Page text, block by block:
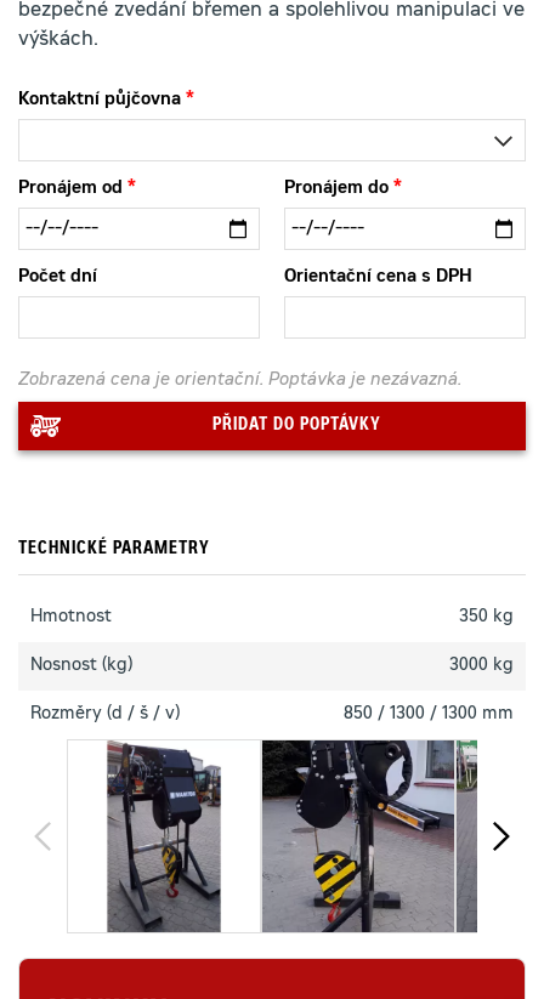
bezpečné zvedání břemen a spolehlivou manipulaci ve
výškách.
Kontaktní půjčovna
Pronájem od Pronájem do
Počet dní Orientační cena s DPH
Zobrazená cena je orientační. Poptávka je nezávazná.
PŘIDAT DO POPTÁVKY
TECHNICKÉ PARAMETRY
Hmotnost 350 kg
Nosnost (kg) 3000 kg
Rozměry (d / š / v) 850 / 1300 / 1300 mm